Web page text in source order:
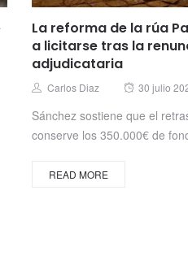
La reforma de la rúa
a licitarse tras la
adjudicataria
Author
Carlos Diaz
Posted
30 julio
Sánchez sostiene que el
conserve los 350.000€ de
READ MORE